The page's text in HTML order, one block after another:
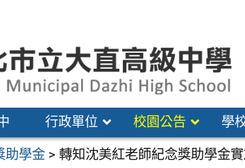
行政單位 校園公告 學
助學金 >轉知沈美紅老師紀念獎助學金